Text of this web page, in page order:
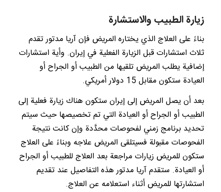
زيارة الطبيب والاستشارة
بناءً على العلاج الذي يختاره المريض فإن آريا مدتور تقدم
ثلاث استشارات قبل الزيارة الفعلية في إيران. وأية استشارات
إضافية يطلب المريض تلقيها من الطبيب أو الجراح أو
العيادة ستكون مقابل 15 دولار أمريكي.
بعد أن يصل المريض إلى إيران ستكون هناك زيارة فعلية إلى
الطبيب أو الجراح أو العيادة التي تم تخصيصها حيث سيتم
تحديد برنامج زمني لفحوصات محدَّدة وإن كانت نتيجة
الفحوصات مقبولة فسيتلقى المريض علاجه وبناءً على العلاج
ستكون للمريض زيارات مراجعة بعد العلاج للطبيب أو الجراح
أو العيادة. ستقدم آريا مدتور هذه التفاصيل عند تقديم
استشارتها للمريض أثناء استعلامه عن العلاج.